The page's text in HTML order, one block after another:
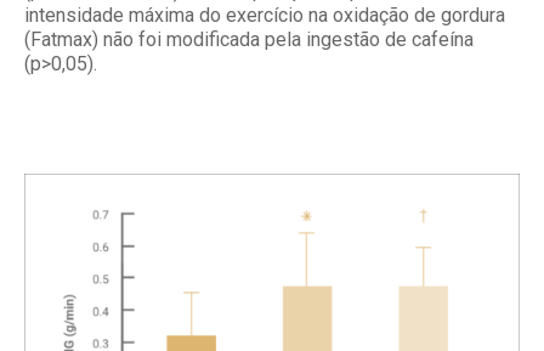
intensidade máxima do exercício na oxidação de gordura
(Fatmax) não foi modificada pela ingestão de cafeína
(p>0,05).